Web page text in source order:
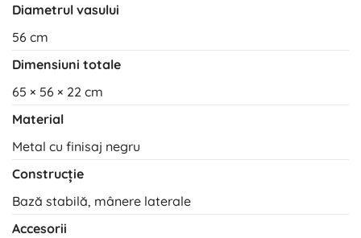
Diametrul vasului
56 cm
Dimensiuni totale
65 × 56 × 22 cm
Material
Metal cu finisaj negru
Construcție
Bază stabilă, mânere laterale
Accesorii